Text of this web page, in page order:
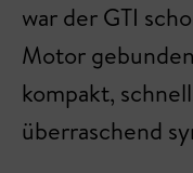
war der GTI
Motor
kompakt,
überraschend